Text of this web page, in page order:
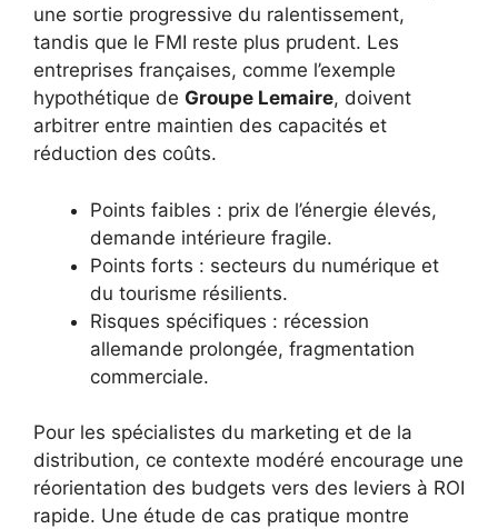
une sortie progressive du ralentissement,
tandis que le FMI reste plus prudent. Les
entreprises françaises, comme l’exemple
hypothétique de Groupe Lemaire, doivent
arbitrer entre maintien des capacités et
réduction des coûts.
Points faibles : prix de l’énergie élevés,
demande intérieure fragile.
Points forts : secteurs du numérique et
du tourisme résilients.
Risques spécifiques : récession
allemande prolongée, fragmentation
commerciale.
Pour les spécialistes du marketing et de la
distribution, ce contexte modéré encourage une
réorientation des budgets vers des leviers à ROI
rapide. Une étude de cas pratique montre